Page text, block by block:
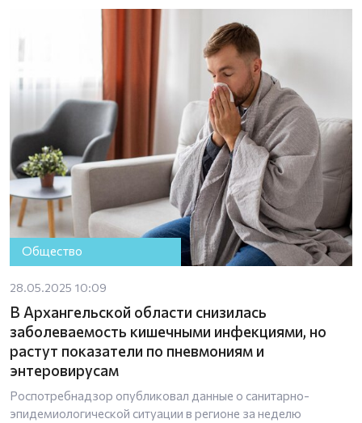
Общество
28.05.2025 10:09
В Архангельской области снизилась
заболеваемость кишечными инфекциями, но
растут показатели по пневмониям и
энтеровирусам
Роспотребнадзор опубликовал данные о санитарно-
эпидемиологической ситуации в регионе за неделю